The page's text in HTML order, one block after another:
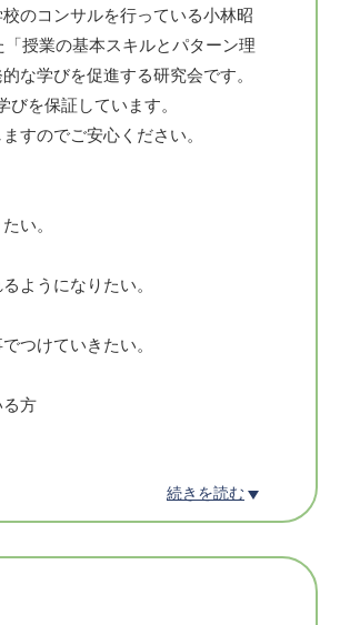
のコンサルを行っている小林昭
授業の基本スキルとパターン理
な学びを促進する研究会です。
を保証しています。
すのでご安心ください。
い。
ようになりたい。
つけていきたい。
る方
発した「基本スキル・基本パタ
適用する方法を学びます。
続きを読む